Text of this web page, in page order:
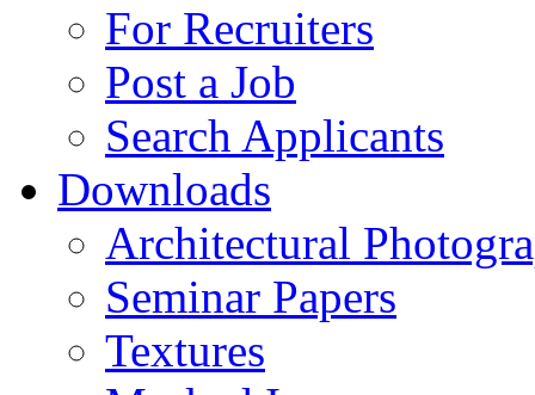
For Recruiters
Post a Job
Search Applicants
Downloads
Architectural
Seminar Papers
Textures